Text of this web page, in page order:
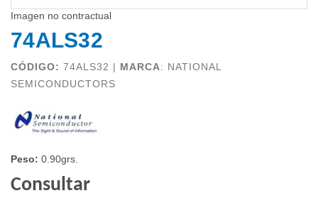
Imagen no contractual
74ALS32
CÓDIGO: 74ALS32 | MARCA: NATIONAL
SEMICONDUCTORS
Peso: 0.90grs.
Consultar